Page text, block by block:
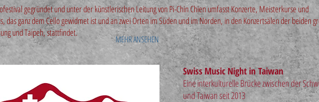
gegründet und unter der künstlerischen Leitung von Pi-Chin Chien umfasst Konzerte, Meisterkurse und
das ganz dem Cello gewidmet ist und an zwei Orten im Süden und im Norden, in den Konzertsälen der beiden
und Taipeh, stattfindet.
MEHR ANSEHEN
Swiss Music Night in Taiwan
Eine interkulturelle Brücke zwischen der
und Taiwan seit 2013